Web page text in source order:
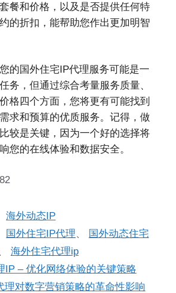
餐和价格，以及是否提供任何特
的折扣，能帮助您作出更加明智
的国外住宅IP代理服务可能是一
务，但通过综合考量服务质量、
格四个方面，您将更有可能找到
求和预算的优质服务。记得，做
较是关键，因为一个好的选择将
您的在线体验和数据安全。
82
海外动态IP
国外住宅IP代理、 国外动态住宅
海外住宅代理ip
IP – 优化网络体验的关键策略
理对数字营销策略的革命性影响